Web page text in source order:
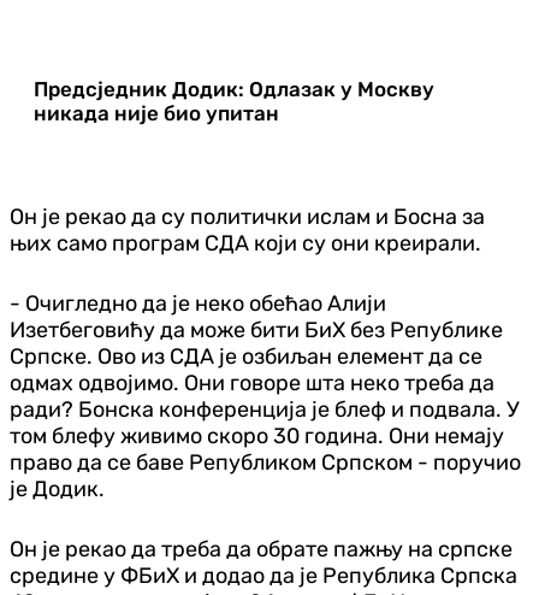
Предсједник Додик: Одлазак у Москву
никада није био упитан
Он је рекао да су политички ислам и Босна за
њих само програм СДА који су они креирали.
- Очигледно да је неко обећао Алији
Изетбеговићу да може бити БиХ без Републике
Српске. Ово из СДА је озбиљан елемент да се
одмах одвојимо. Они говоре шта неко треба да
ради? Бонска конференција је блеф и подвала. У
том блефу живимо скоро 30 година. Они немају
право да се баве Републиком Српском - поручио
је Додик.
Он је рекао да треба да обрате пажњу на српске
средине у ФБиХ и додао да је Република Српска